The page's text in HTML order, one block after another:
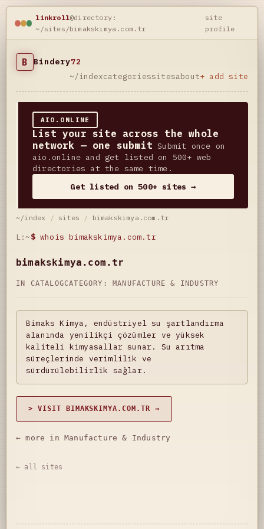
linkroll@directory:
~/sites/bimakskimya.com.tr
site
profile
B Bindery72
~/indexcategoriessitesabout+ add site
AIO.ONLINE
List your site across the whole
network — one submit Submit once on
aio.online and get listed on 500+ web
directories at the same time.
Get listed on 500+ sites →
~/index / sites / bimakskimya.com.tr
L:~$ whois bimakskimya.com.tr
bimakskimya.com.tr
IN CATALOGCATEGORY: MANUFACTURE & INDUSTRY
Bimaks Kimya, endüstriyel su şartlandırma
alanında yenilikçi çözümler ve yüksek
kaliteli kimyasallar sunar. Su arıtma
süreçlerinde verimlilik ve
sürdürülebilirlik sağlar.
> VISIT BIMAKSKIMYA.COM.TR →
← more in Manufacture & Industry
← all sites